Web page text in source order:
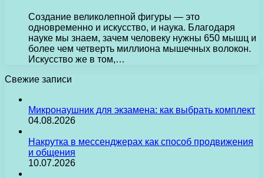
Создание великолепной фигуры — это
одновременно и искусство, и наука. Благодаря
науке мы знаем, зачем человеку нужны 650 мышц и
более чем четверть миллиона мышечных волокон.
Искусство же в том,…
Свежие записи
Микронаушник для экзамена: как выбрать комплект
04.08.2026
Накрутка в мессенджерах как способ продвижения
и общения
10.07.2026